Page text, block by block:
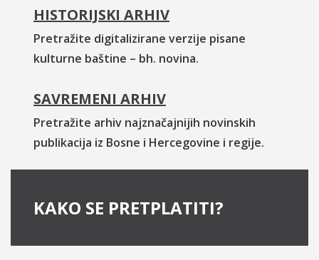
HISTORIJSKI ARHIV
Pretražite digitalizirane verzije pisane
kulturne baštine – bh. novina.
SAVREMENI ARHIV
Pretražite arhiv najznačajnijih novinskih
publikacija iz Bosne i Hercegovine i regije.
KAKO SE PRETPLATITI?